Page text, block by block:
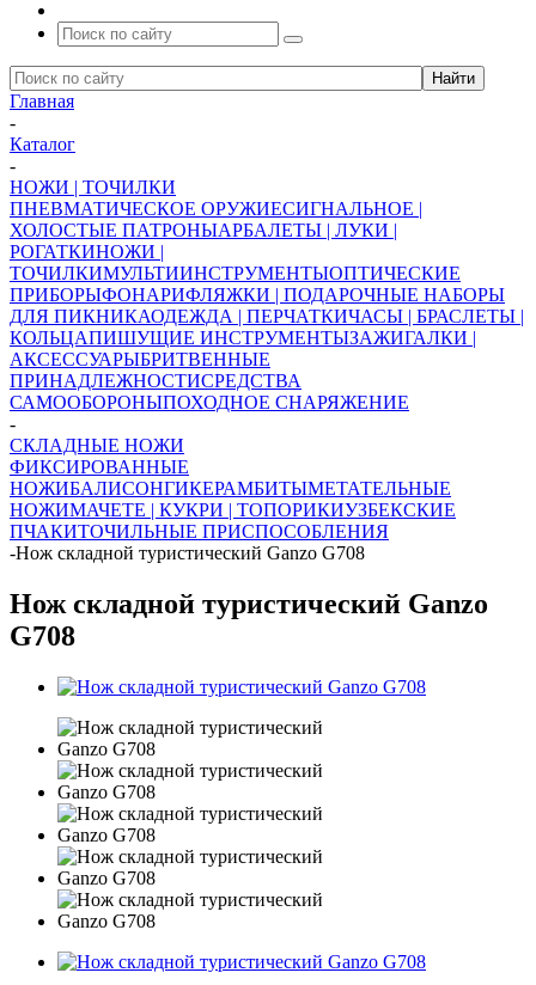
Главная
-
Каталог
-
НОЖИ | ТОЧИЛКИ
ПНЕВМАТИЧЕСКОЕ ОРУЖИЕСИГНАЛЬНОЕ |
ХОЛОСТЫЕ ПАТРОНЫАРБАЛЕТЫ | ЛУКИ |
РОГАТКИНОЖИ |
ТОЧИЛКИМУЛЬТИИНСТРУМЕНТЫОПТИЧЕСКИЕ
ПРИБОРЫФОНАРИФЛЯЖКИ | ПОДАРОЧНЫЕ НАБОРЫ
ДЛЯ ПИКНИКАОДЕЖДА | ПЕРЧАТКИЧАСЫ | БРАСЛЕТЫ |
КОЛЬЦАПИШУЩИЕ ИНСТРУМЕНТЫЗАЖИГАЛКИ |
АКСЕССУАРЫБРИТВЕННЫЕ
ПРИНАДЛЕЖНОСТИСРЕДСТВА
САМООБОРОНЫПОХОДНОЕ СНАРЯЖЕНИЕ
-
СКЛАДНЫЕ НОЖИ
ФИКСИРОВАННЫЕ
НОЖИБАЛИСОНГИКЕРАМБИТЫМЕТАТЕЛЬНЫЕ
НОЖИМАЧЕТЕ | КУКРИ | ТОПОРИКИУЗБЕКСКИЕ
ПЧАКИТОЧИЛЬНЫЕ ПРИСПОСОБЛЕНИЯ
-Нож складной туристический Ganzo G708
Нож складной туристический Ganzo
G708